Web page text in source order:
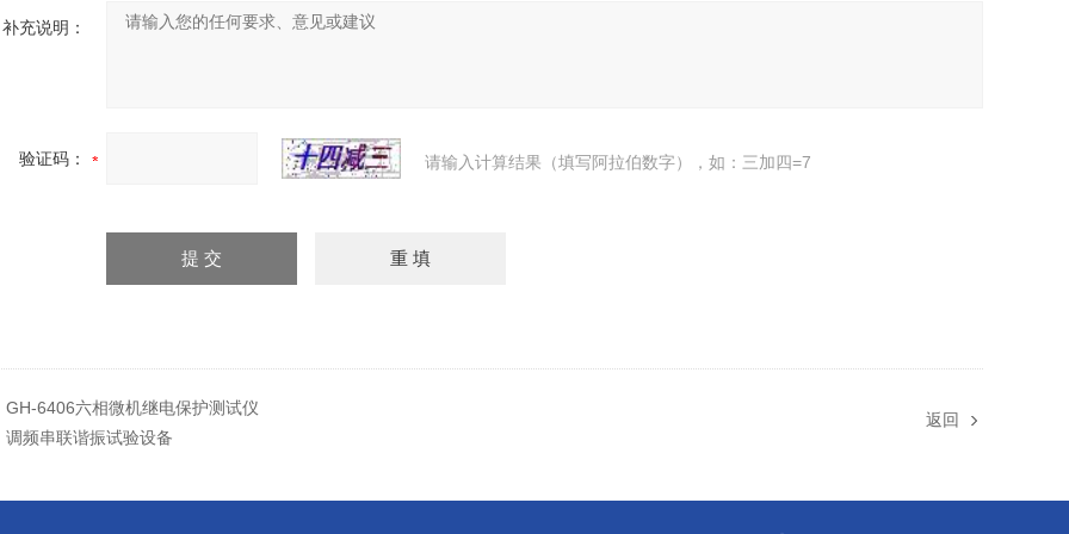
补充说明：
验证码： 请输入计算结果（填写阿拉伯数字），如：三加四=7
GH-6406六相微机继电保护测试仪
调频串联谐振试验设备
返回